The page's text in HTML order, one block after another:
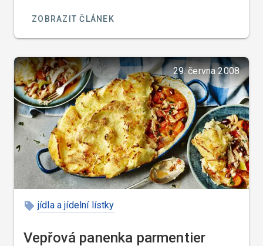
ZOBRAZIT ČLÁNEK
29. června 2008
jídla a jídelní lístky
Vepřová panenka parmentier